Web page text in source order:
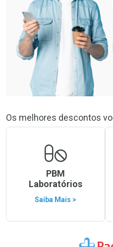
Os melhores descontos
PBM
Laboratórios
Saiba Mais >
Ir para a